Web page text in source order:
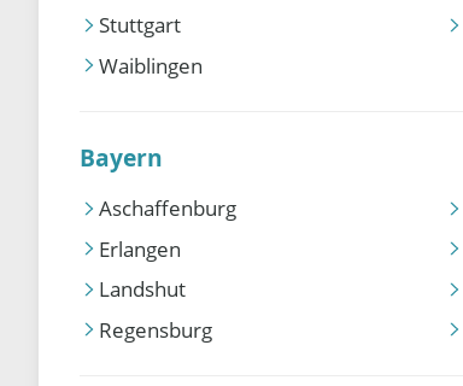
Stuttgart
Waiblingen
Bayern
Aschaffenburg
Erlangen
Landshut
Regensburg